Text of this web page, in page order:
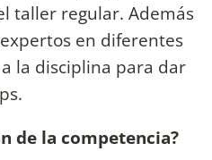
taller regular. Además
en diferentes
la disciplina para dar
de la competencia?